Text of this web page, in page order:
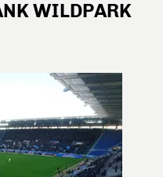
WILDPARK